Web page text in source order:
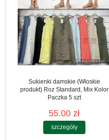
Sukienki damskie (Włoskie
produkt) Roz Standard, Mix Kolor
Paczka 5 szt
55.00 zł
szczegóły